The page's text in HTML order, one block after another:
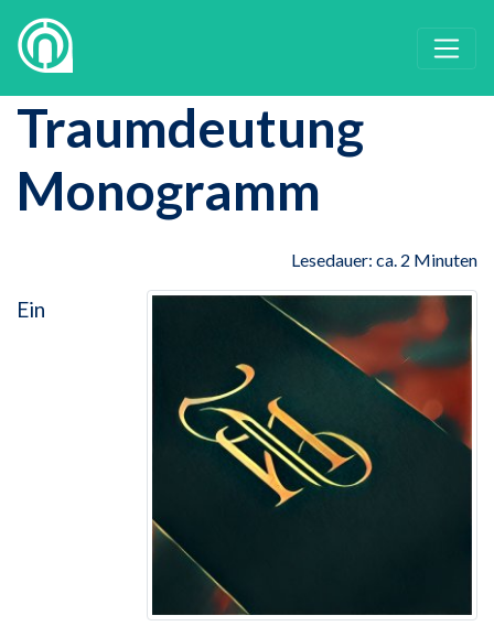
Traumdeutung
Monogramm
Lesedauer: ca. 2 Minuten
Ein